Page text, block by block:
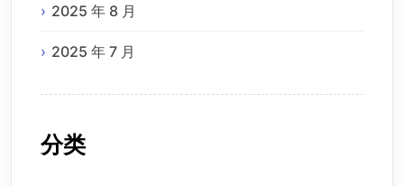
2025 年 8 月
2025 年 7 月
分类